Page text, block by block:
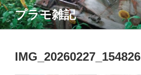
コ
ン
テ
プラモ雑記
IMG_20260227_154826